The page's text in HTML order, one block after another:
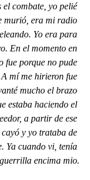
el combate, yo pelié
murió, era mi radio
Yo era para
En el momento en
fue porque no pude
mí me hirieron fue
mucho el brazo
estaba haciendo el
a partir de ese
y yo trataba de
Ya cuando vi, tenía
encima mio.